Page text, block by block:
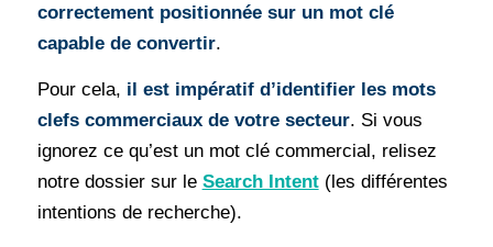
correctement positionnée sur un mot clé
capable de convertir.
Pour cela, il est impératif d’identifier les mots
clefs commerciaux de votre secteur. Si vous
ignorez ce qu’est un mot clé commercial, relisez
notre dossier sur le Search Intent(les différentes
intentions de recherche).